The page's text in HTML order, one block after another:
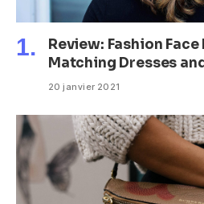
Review: Fashion
Matching Dresses
20 janvier 2021